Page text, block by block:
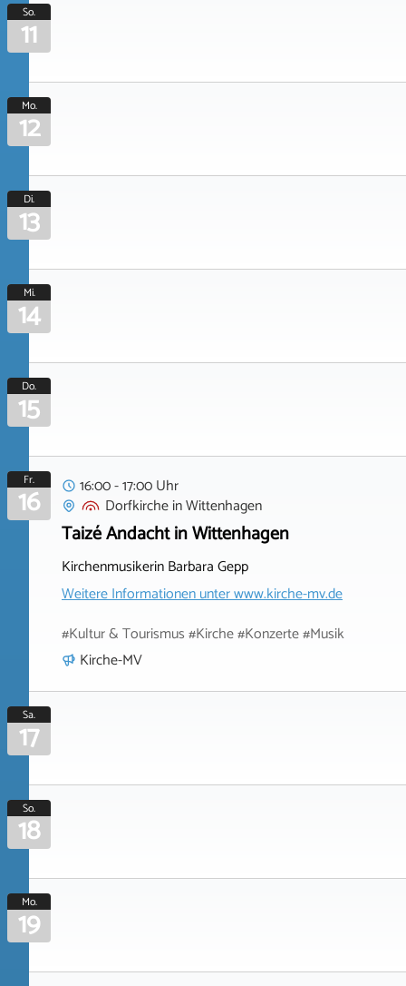
So.
11
Mo.
12
Di.
13
Mi.
14
Do.
15
Fr.
16
16:00 - 17:00 Uhr
DorfkircheinWittenhagen
Taizé Andacht in Wittenhagen
Kirchenmusikerin Barbara Gepp
Weitere Informationen unterwww.kirche-mv.de
#Kultur & Tourismus #Kirche #Konzerte #Musik
Kirche-MV
Sa.
17
So.
18
Mo.
19